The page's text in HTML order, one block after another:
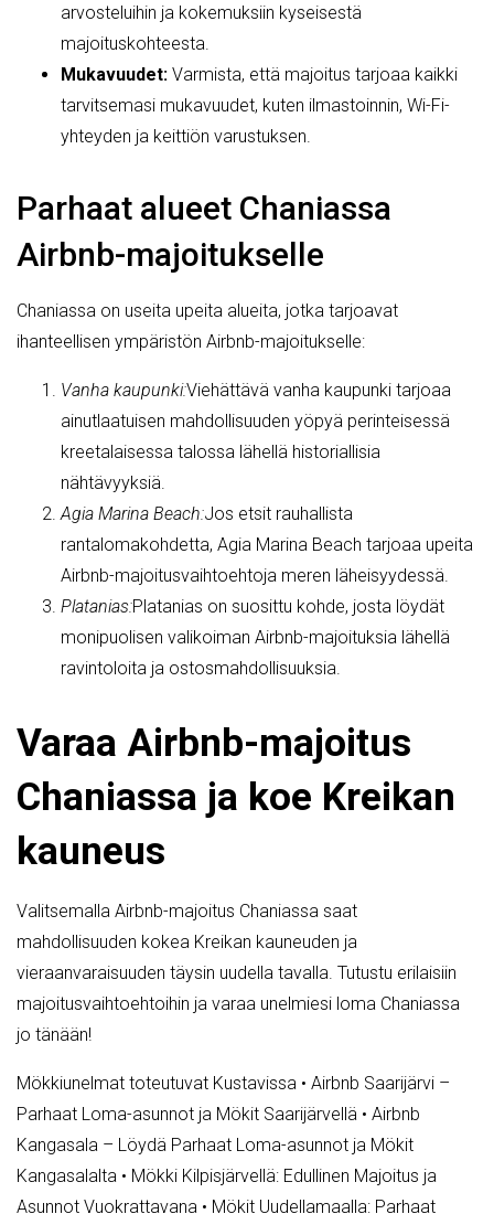
arvosteluihin ja kokemuksiin kyseisestä
majoituskohteesta.
Mukavuudet: Varmista, että majoitus tarjoaa kaikki
tarvitsemasi mukavuudet, kuten ilmastoinnin, Wi-Fi-
yhteyden ja keittiön varustuksen.
Parhaat alueet Chaniassa
Airbnb-majoitukselle
Chaniassa on useita upeita alueita, jotka tarjoavat
ihanteellisen ympäristön Airbnb-majoitukselle:
Vanha kaupunki:Viehättävä vanha kaupunki tarjoaa
ainutlaatuisen mahdollisuuden yöpyä perinteisessä
kreetalaisessa talossa lähellä historiallisia
nähtävyyksiä.
Agia Marina Beach:Jos etsit rauhallista
rantalomakohdetta, Agia Marina Beach tarjoaa upeita
Airbnb-majoitusvaihtoehtoja meren läheisyydessä.
Platanias:Platanias on suosittu kohde, josta löydät
monipuolisen valikoiman Airbnb-majoituksia lähellä
ravintoloita ja ostosmahdollisuuksia.
Varaa Airbnb-majoitus
Chaniassa ja koe Kreikan
kauneus
Valitsemalla Airbnb-majoitus Chaniassa saat
mahdollisuuden kokea Kreikan kauneuden ja
vieraanvaraisuuden täysin uudella tavalla. Tutustu erilaisiin
majoitusvaihtoehtoihin ja varaa unelmiesi loma Chaniassa
jo tänään!
Mökkiunelmat toteutuvat Kustavissa • Airbnb Saarijärvi –
Parhaat Loma-asunnot ja Mökit Saarijärvellä • Airbnb
Kangasala – Löydä Parhaat Loma-asunnot ja Mökit
Kangasalalta • Mökki Kilpisjärvellä: Edullinen Majoitus ja
Asunnot Vuokrattavana • Mökit Uudellamaalla: Parhaat